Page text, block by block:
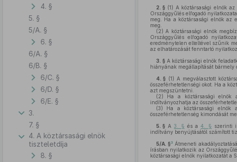
4. §
5. §
5/A. §
6. §
6/A. §
6/B. §
6/C. §
6/D. §
6/E. §
3.
7. §
4. A köztársasági elnök
tiszteletdíja
8. §
2. § (1) A köztársasági elnök
Országgyűlés elfogadó
meg. Ha a köztársasági elnök az
meg.
(2) A köztársasági elnök
Országgyűlés elfogadó
eredménytelen elteltével szűnik
az elhatározását fenntartó
3. § A köztársasági elnök
hiányának megállapítását bármely
4. § (1) A megválasztott
összeférhetetlenségi okot. Ha a
azt megszüntetni.
(2) Ha a köztársasági elnök
indítványozhatja az
(3) Ha a köztársasági elnök
összeférhetetlenség kimondását
5. § A3. § és a4. § szerinti
indítvány benyújtásától számított
5/A. §3 Átmeneti
írásban nyilatkozik az
köztársasági elnök nyilatkozatát a